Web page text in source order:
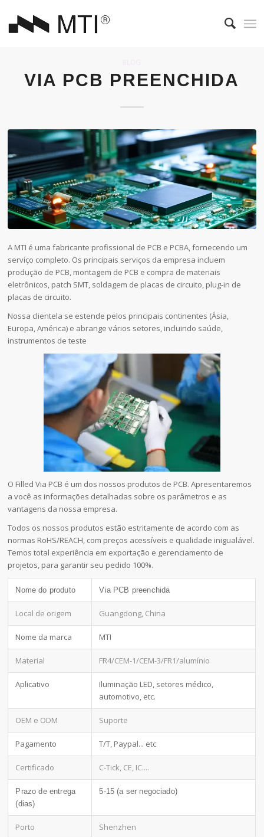
VIA PCB PREENCHIDA
A MTI é uma fabricante profissional de PCB e PCBA, fornecendo um
serviço completo. Os principais serviços da empresa incluem
produção de PCB, montagem de PCB e compra de materiais
eletrônicos, patch SMT, soldagem de placas de circuito, plug-in de
placas de circuito.
Nossa clientela se estende pelos principais continentes (Ásia,
Europa, América) e abrange vários setores, incluindo saúde,
instrumentos de teste
O Filled Via PCB é um dos nossos produtos de PCB. Apresentaremos
a você as informações detalhadas sobre os parâmetros e as
vantagens da nossa empresa.
Todos os nossos produtos estão estritamente de acordo com as
normas RoHS/REACH, com preços acessíveis e qualidade inigualável.
Temos total experiência em exportação e gerenciamento de
projetos, para garantir seu pedido 100%.
Nome do produto Via PCB preenchida
Local de origem Guangdong, China
Nome da marca MTI
Material FR4/CEM-1/CEM-3/FR1/alumínio
Aplicativo
Iluminação LED, setores médico,
automotivo, etc.
OEM e ODM Suporte
Pagamento T/T, Paypal... etc
Certificado C-Tick, CE, IC....
Prazo de entrega
(dias)
5-15 (a ser negociado)
Porto Shenzhen